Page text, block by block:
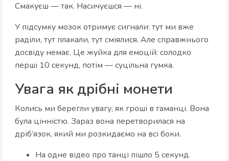
Смакуєш — так. Насичуєшся — ні.
У підсумку мозок отримує сигнали: тут ми вже
раділи, тут плакали, тут сміялися. Але справжнього
досвіду немає. Це жуйка для емоцій: солодко
перші 10 секунд, потім — суцільна гумка.
Увага як дрібні монети
Колись ми берегли увагу, як гроші в гаманці. Вона
була цінністю. Зараз вона перетворилася на
дріб’язок, який ми розкидаємо на всі боки.
На одне відео про танці пішло 5 секунд.